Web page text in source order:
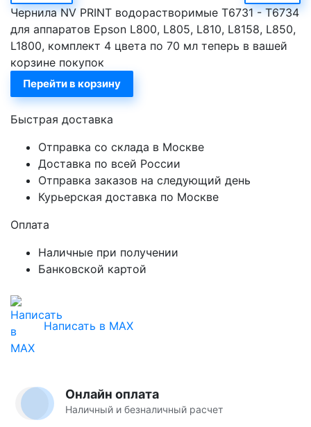
Чернила NV PRINT водорастворимые T6731 - T6734
для аппаратов Epson L800, L805, L810, L8158, L850,
L1800, комплект 4 цвета по 70 мл теперь в вашей
корзине покупок
Перейти в корзину
Быстрая доставка
Отправка со склада в Москве
Доставка по всей России
Отправка заказов на следующий день
Курьерская доставка по Москве
Оплата
Наличные при получении
Банковской картой
Написать в MAX
Онлайн оплата
Наличный и безналичный расчет